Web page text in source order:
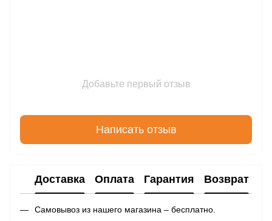
Добавьте первый отзыв
Написать отзыв
Доставка Оплата Гарантия Возврат
Самовывоз из нашего магазина – бесплатно.